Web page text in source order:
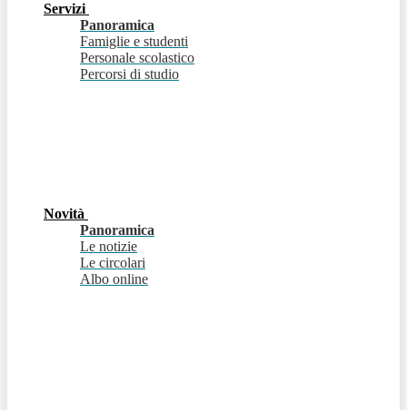
Servizi
Panoramica
Famiglie e studenti
Personale scolastico
Percorsi di studio
Novità
Panoramica
Le notizie
Le circolari
Albo online